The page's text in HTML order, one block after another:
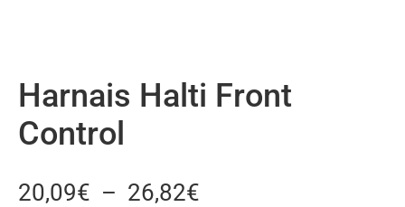
Harnais Halti Front
Control
20,09€ – 26,82€